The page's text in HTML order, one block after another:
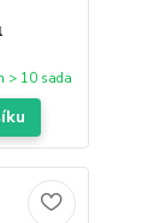
> 10 sada